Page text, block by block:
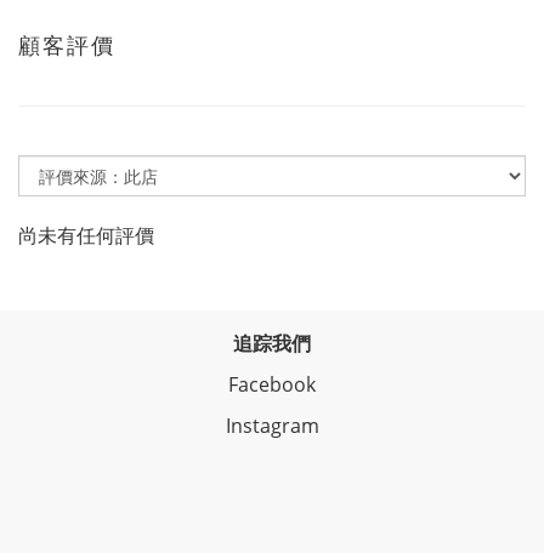
顧客評價
尚未有任何評價
追踪我們
Facebook
Instagram